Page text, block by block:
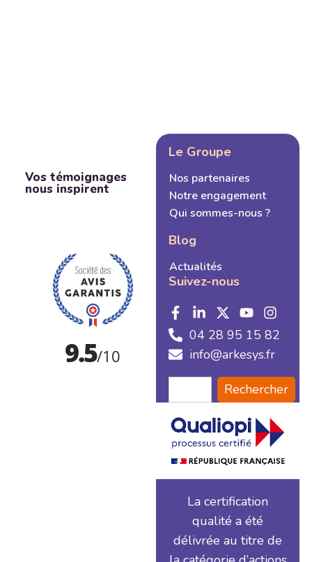
Vos témoignages
nous inspirent
Le Groupe
Nos partenaires
Notre engagement
Qui sommes-nous ?
Blog
Actualités
Suivez-nous
04 28 95 15 82
info@arkesys.fr
Rechercher
La certification
qualité a été
délivrée au titre de